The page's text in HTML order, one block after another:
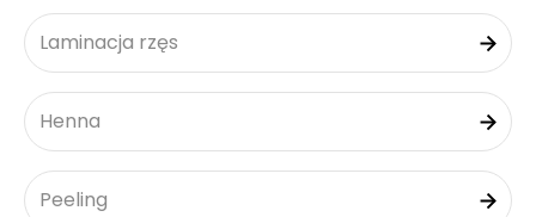
Laminacja rzęs
Henna
Peeling